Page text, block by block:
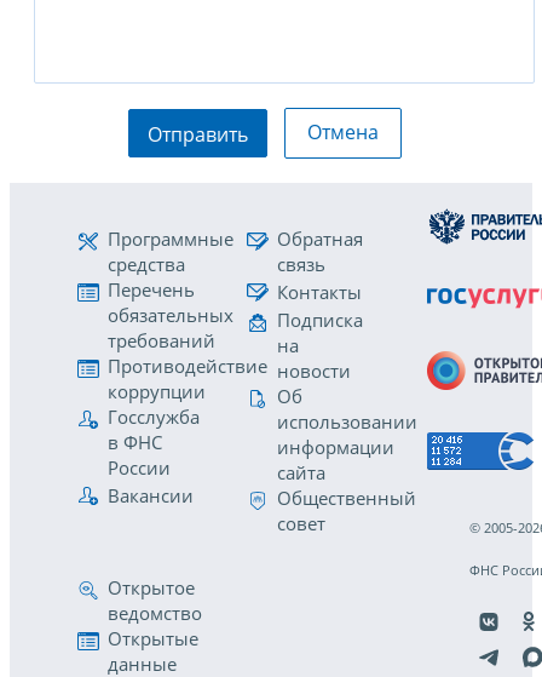
Отправить Отмена
Программные
средства
Перечень
обязательных
требований
Противодействие
коррупции
Госслужба
в ФНС
России
Вакансии
Обратная
связь
Контакты
Подписка
на
новости
Об
использовании
информации
сайта
Общественный
совет
Открытое
ведомство
Открытые
данные
© 2005-
ФНС